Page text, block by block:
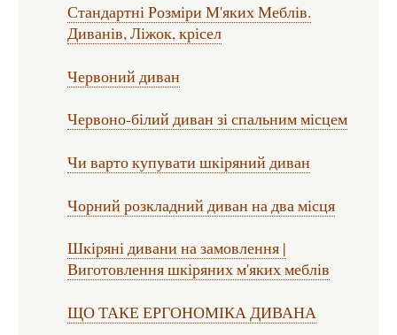
Стандартні Розміри М'яких Меблів.
Диванів, Ліжок, крісел
Червоний диван
Червоно-білий диван зі спальним місцем
Чи варто купувати шкіряний диван
Чорний розкладний диван на два місця
Шкіряні дивани на замовлення |
Виготовлення шкіряних м'яких меблів
ЩО ТАКЕ ЕРГОНОМІКА ДИВАНА